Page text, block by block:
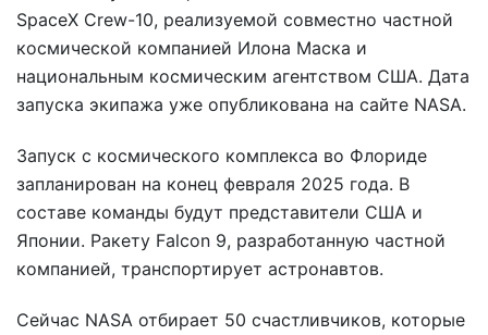
SpaceX Crew-10, реализуемой совместно частной
космической компанией Илона Маска и
национальным космическим агентством США. Дата
запуска экипажа уже опубликована на сайте NASA.
Запуск с космического комплекса во Флориде
запланирован на конец февраля 2025 года. В
составе команды будут представители США и
Японии. Ракету Falcon 9, разработанную частной
компанией, транспортирует астронавтов.
Сейчас NASA отбирает 50 счастливчиков, которые